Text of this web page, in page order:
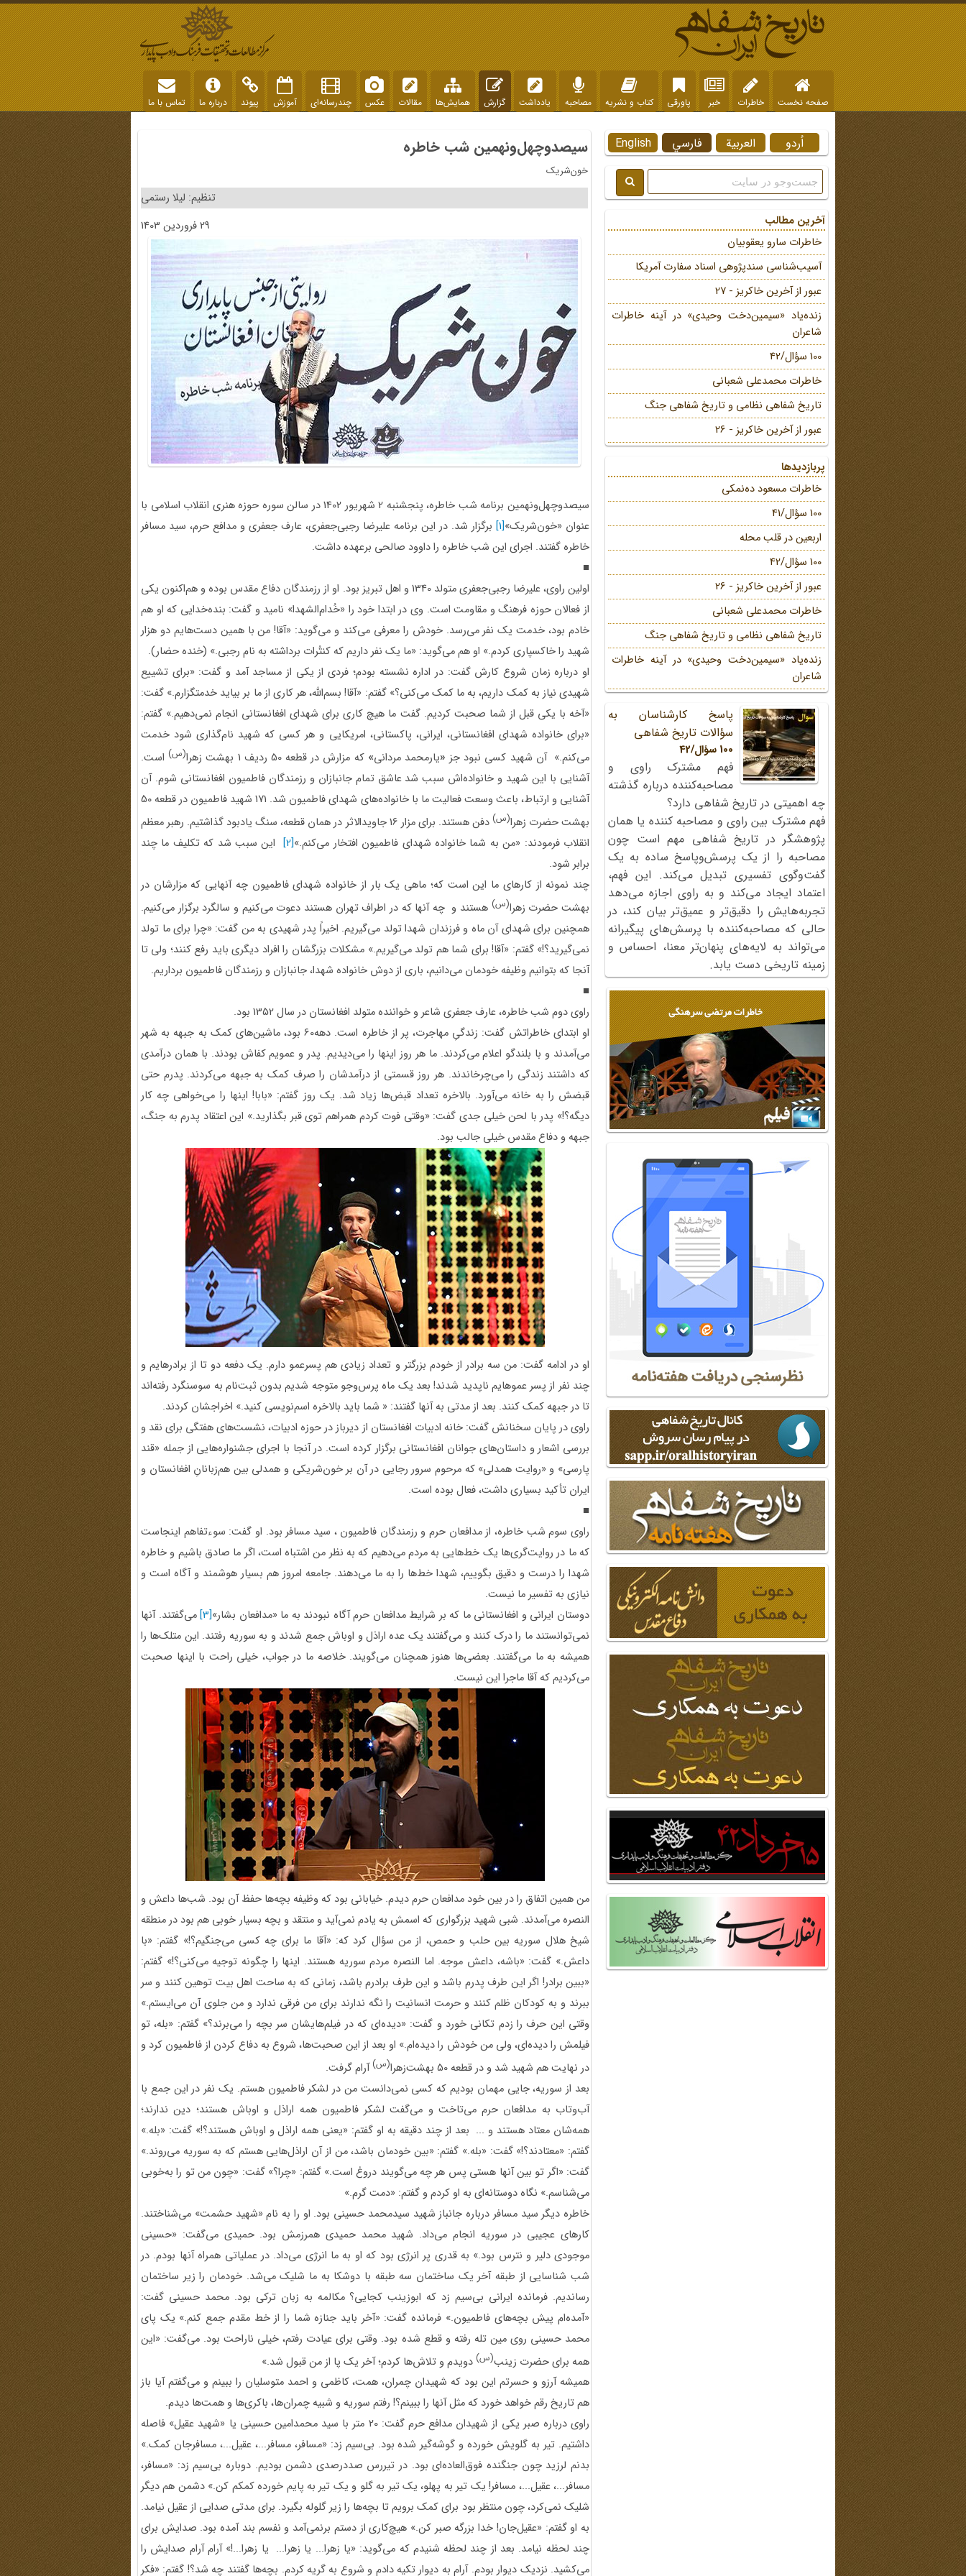
صفحه نخست خاطرات خبر پاورقی کتاب و نشریه مصاحبه یادداشت گزارش همایش‌ها مقالات عکس چندرسانه‌ای آموزش پیوند درباره ما تماس با ما
سیصدوچهل‌ونهمین شب خاطره
خون‌شریک
تنظیم: لیلا رستمی
29 فروردین 1403
سیصدوچهل‌ونهمین برنامه شب خاطره، پنجشنبه 2 شهریور 1402 در سالن سوره حوزه هنری انقلاب اسلامی با
عنوان «خون‌شریک»[1]
برگزار شد. در این برنامه علیرضا رجبی‌جعفری،‌ عارف جعفری و مدافع حرم، سید مسافر
خاطره گفتند. اجرای این شب خاطره را داوود صالحی برعهده داشت.
■
اولین راوی، علیرضا رجبی‌جعفری متولد 1340 و اهل تبریز بود. او از رزمندگان دفاع مقدس بوده و هم‌اکنون یکی
از فعالان حوزه فرهنگ و مقاومت است. وی در ابتدا خود را «خُدام‌‌الشهدا» ‌نامید و گفت: بنده‌خدایی که او هم
خادم بود، خدمت یک نفر می‌رسد. خودش را معرفی می‌کند و می‌گوید: «آقا! من با همین دست‌هایم دو هزار
شهید را خاکسپاری کردم.» او هم می‌گوید: «ما یک نفر داریم که کنتُرات برداشته به نام رجبی.» (خنده حضار).
او درباره زمان شروع کارش گفت: در اداره نشسته بودم؛ فردی از یکی از مساجد آمد و گفت: «برای تشییع
شهیدی نیاز به کمک داریم، به ما کمک می‌کنی؟» گفتم: «آقا! بسم‌الله، هر کاری از ما بر بیاید خدمتگزارم.» گفت:
«آخه با یکی قبل از شما صحبت کردیم. گفت ما هیچ کاری برای شهدای افغانستانی انجام نمی‌دهیم.» گفتم:
«برای خانواده شهدای افغانستانی،‌ ایرانی، پاکستانی، امریکایی و هر کسی که شهید نام‌گذاری ‌شود خدمت
می‌کنم.» آن شهید کسی نبود جز «یارمحمد مردانی» که مزارش در قطعه 50 ردیف 1 بهشت زهرا (س) است.
آشنایی با این شهید و خانواده‌اش سبب شد عاشق تمام جانبازان و رزمندگان فاطمیون افغانستانی شوم. آن
آشنایی و ارتباط، باعث وسعت فعالیت ما با خانواده‌های شهدای فاطمیون شد. 171 شهید فاطمیون در قطعه 50
بهشت حضرت زهرا(س)
دفن هستند. برای مزار 16 جاوید‌الاثر در همان قطعه، سنگ یادبود گذاشتیم. رهبر معظم
انقلاب فرمودند:‌ «من به شما خانواده شهدای فاطمیون افتخار می‌کنم.»[2] این سبب شد که تکلیف ما چند
برابر شود. ‌
چند نمونه از کارهای ما این است که؛ ماهی یک بار از خانواده شهدای فاطمیون چه آنهایی که مزارشان در
بهشت حضرت زهرا(س) هستند و ‌ چه آنها که در اطراف تهران هستند دعوت می‌کنیم و سالگرد برگزار می‌کنیم.
همچنین برای شهدای آن ماه و فرزندان شهدا تولد می‌‌گیریم. اخیراً پدر شهیدی به من گفت: «چرا برای ما تولد
نمی‌گیرید؟!» گفتم: «آقا! برای شما هم تولد می‌گیریم.» مشکلات بزرگشان را افراد دیگری باید رفع کنند؛ ولی تا
آنجا که بتوانیم وظیفه خودمان می‌دانیم، باری از دوش خانواده شهدا، جانبازان و رزمندگان فاطمیون برداریم.
■
راوی دوم شب خاطره، عارف جعفری شاعر و خواننده متولد افغانستان در سال 1352 بود.
او ابتدای خاطراتش گفت: زندگیِ مهاجرت، پر از خاطره است. دهه60 بود، ماشین‌‌های کمک به جبهه به شهر
می‌آمدند و با بلندگو اعلام می‌کردند. ما هر روز اینها را می‌دیدیم. پدر و عمویم کفاش بودند. با همان درآمدی
که داشتند زندگی را می‌چرخاندند. هر روز قسمتی از درآمدشان را صرف کمک به جبهه می‌کردند. پدرم حتی
قبضش را به خانه می‌آ‌ورد. بالاخره تعداد قبض‌ها زیاد شد. یک روز گفتم: «بابا! اینها را می‌خواهی چه کار
دیگه؟!» پدر با لحن خیلی جدی گفت: «وقتی فوت کردم همراهم توی قبر بگذارید.» این اعتقاد پدرم به جنگ،
جبهه و دفاع مقدس خیلی جالب بود.
او در ادامه گفت: من سه برادر از خودم بزرگتر و تعداد زیادی هم پسرعمو دارم. یک دفعه دو تا از برادرهایم و
چند نفر از پسر عموهایم ناپدید شدند! بعد یک ماه پرس‌وجو متوجه شدیم بدون ثبت‌نام به سوسنگرد رفته‌اند
تا در جبهه کمک کنند. بعد از مدتی به آنها گفتند: « شما باید بالاخره اسم‌نویسی کنید.» اخراجشان کردند.
راوی در پایان سخنانش گفت: خانه ادبیات افغانستان از دیرباز در حوزه ادبیات، نشست‌های هفتگی برای نقد و
بررسی اشعار و داستان‌های جوانان افغانستانی برگزار کرده است. در آنجا با اجرای جشنواره‌هایی از جمله «قند
پارسی» و «روایت همدلی» که مرحوم سرور رجایی در آن بر خون‌شریکی و همدلی بین هم‌زبانانِ افغانستان و
ایران تأکید بسیاری داشت، فعال بوده است.
■
راوی سوم شب خاطره، از مدافعان حرم و رزمندگان فاطمیون ، سید مسافر بود. او گفت: سوءتفاهم اینجاست
که ما در روایت‌گری‌ها یک خط‌هایی به مردم می‌دهیم که به نظر من اشتباه است، اگر ما صادق باشیم و خاطره
شهدا را درست و دقیق بگوییم، شهدا خط‌ها را به ما می‌دهند. جامعه امروز هم بسیار هوشمند و آگاه است و
نیازی به تفسیر ما نیست.
دوستان ایرانی و افغانستانی ما که بر شرایط مدافعان حرم آگاه نبودند به ما «مدافعان بشار»[3] می‌گفتند. آنها
نمی‌توانستند ما را درک کنند و می‌گفتند یک عده اراذل و اوباش جمع شدند و به سوریه رفتند. این متلک‌ها را
همیشه به ما می‌گفتند. بعضی‌ها هنوز همچنان می‌گویند. خلاصه ما در جواب، خیلی راحت با اینها صحبت
می‌کردیم که آقا ماجرا این نیست.
من همین اتفاق را در بین خود مدافعان حرم ‌دیدم. خیابانی بود که وظیفه بچه‌ها حفظ آن بود. شب‌ها داعش و
النصره می‌آمدند. شبی شهید بزرگواری که اسمش به یادم نمی‌آید و منتقد و بچه بسیار خوبی هم بود در منطقه
شیخ هلال سوریه بین حلب و حمص، از من سؤال کرد که: «آقا ما برای چه کسی می‌جنگیم؟!» گفتم: «با
داعش.» گفت: «باشه، داعش موجه. اما النصره مردم سوریه هستند. اینها را چگونه توجیه می‌کنی؟!» گفتم:
«ببین برادر! اگر این طرف پدرم باشد و این طرف برادرم باشد، زمانی که به ساحت اهل بیت توهین کنند و سر
ببرند و به کودکان ظلم کنند و حرمت انسانیت را نگه ندارند برای من فرقی ندارد و من جلوی آن می‌ایستم.»
وقتی این حرف را زدم تکانی خورد و گفت: «دیده‌ای که در فیلم‌هایشان سر بچه را می‌برند؟» گفتم: «بله، تو
فیلمش را دیده‌ای، ولی من خودش را دیده‌ام.» او بعد از این صحبت‌ها، شروع به دفاع کردن از فاطمیون کرد و
در نهایت هم شهید شد و در قطعه 50 بهشت‌زهرا
(س) آرام گرفت.
بعد از سوریه، جایی مهمان بودیم که کسی نمی‌دانست من در لشکر فاطمیون هستم. یک نفر در این جمع با
آب‌وتاب به مدافعان حرم می‌تاخت و می‌گفت لشکر فاطمیون همه اراذل و اوباش هستند؛ دین ندارند؛
‌همه‌شان معتاد هستند و ... بعد از چند دقیقه به او گفتم: «یعنی همه اراذل و اوباش هستند؟!» گفت: «بله.»
گفتم: «معتادند؟!» گفت: «بله.» گفتم: «بین خودمان باشد، من از آن اراذل‌هایی هستم که به سوریه می‌‌روند.»
گفت: «اگر تو بین آنها هستی پس هر چه می‌گویند دروغ است.» گفتم: «چرا؟» گفت: «چون من تو را به‌خوبی
می‌شناسم.» نگاه دوستانه‌ای به او کردم و گفتم: «دمت گرم.»
خاطره دیگر سید مسافر درباره جانباز شهید سیدمحمد حسینی بود. او را به نام «شهید حشمت» می‌شناختند.
کارهای عجیبی در سوریه انجام می‌داد. شهید محمد حمیدی همرزمش بود. حمیدی می‌گفت: «حسینی
موجودی دلیر و نترس بود.» به قدری پر انرژی بود که او به ما انرژی می‌داد. در عملیاتی همراه آنها بودم. در
شب شناسایی از طبقه آخر یک ساختمان سه طبقه با دوشکا به ما شلیک می‌شد. خودمان را زیر ساختمان
رساندیم. فرمانده ایرانی بی‌سیم زد که ابوزینب کجایی؟ مکالمه به زبان ترکی بود. محمد حسینی گفت:
«آمده‌ام پیش بچه‌های فاطمیون.» فرمانده گفت: «آخر باید جنازه شما را از خط مقدم جمع کنم.» یک پای
محمد حسینی روی مین تله رفته و قطع شده بود. وقتی برای عیادت رفتم، خیلی ناراحت بود. می‌گفت:‌ «این
همه برای حضرت زینب(س) دویدم و تلاش‌ها کردم؛ آخر یک پا از من قبول شد.»
‌همیشه آرزو و حسرتم این بود که شهیدان چمران،‌ همت، کاظمی و احمد متوسلیان را ببینم و می‌گفتم آیا باز
هم تاریخ رقم خواهد خورد که مثل آنها را ببینم؟! رفتم سوریه و شبیه چمران‌ها، باکری‌ها و همت‌ها دیدم.
راوی درباره صبر یکی از شهیدان مدافع حرم گفت: 20 متر با سید محمدامین حسینی یا «شهید عقیل» فاصله
داشتیم. تیر به گلویش خورده و گوشه‌گیر شده بود. بی‌سیم زد: «مسافر، مسافر...، عقیل...، مسافرجان کمک.»
بدنم لرزید چون جنگنده‌ فوق‌العاده‌ای بود. در تیررس صددرصدی دشمن بودیم. دوباره بی‌سیم زد: «مسافر،
مسافر...، عقیل...، مسافر! یک تیر به پهلو، یک تیر به گلو و یک تیر به پایم خورده کمکم کن.» دشمن هم دیگر
شلیک نمی‌کرد، چون منتظر بود برای کمک برویم تا بچه‌ها را زیر گلوله بگیرد. برای مدتی صدایی از عقیل نیامد.
به او گفتم: «عقیل‌جان! خدا بزرگه صبر کن.» هیچ‌کاری از دستم برنمی‌آمد و نفسم بند آمده بود. صدایش برای
چند لحظه نیامد. بعد از چند لحظه شنیدم که می‌گوید: «یا زهرا... یا زهرا... یا زهرا...!» آرام آرام صدایش را
می‌کشید. نزدیک دیوار بودم. آرام به دیوار تکیه دادم و شروع به گریه کردم. بچه‌ها گفتند چه شد؟! گفتم: «فکر
English فارسي العربية اُردو
آخرین مطالب
خاطرات سارو یعقوبیان
آسیب‌شناسی سندپژوهی اسناد سفارت آمریکا
عبور از آخرین خاکریز - 27
زنده‌یاد «سیمین‌دخت وحیدی» در آینه خاطرات
شاعران
100 سؤال/42
خاطرات محمد‌علی شعبانی
تاریخ شفاهی نظامی و تاریخ شفاهی جنگ
عبور از آخرین خاکریز - 26
پربازدیدها
خاطرات مسعود ده‌نمکی
100 سؤال/41
اربعین در قلب محله
100 سؤال/42
عبور از آخرین خاکریز - 26
خاطرات محمد‌علی شعبانی
تاریخ شفاهی نظامی و تاریخ شفاهی جنگ
زنده‌یاد «سیمین‌دخت وحیدی» در آینه خاطرات
شاعران
پاسخ کارشناسان به
سؤالات تاریخ شفاهی
100 سؤال/42
فهم مشترک راوی و
مصاحبه‌کننده درباره گذشته
چه اهمیتی در تاریخ شفاهی دارد؟
فهم مشترک بین راوی و مصاحبه کننده یا همان
پژوهشگر در تاریخ شفاهی مهم است چون
مصاحبه را از یک پرسش‌وپاسخ ساده به یک
گفت‌وگوی تفسیری تبدیل می‌کند. این فهم،
اعتماد ایجاد می‌کند و به راوی اجازه می‌دهد
تجربه‌هایش را دقیق‌تر و عمیق‌تر بیان کند، در
حالی که مصاحبه‌کننده با پرسش‌های پیگیرانه
می‌تواند به لایه‌های پنهان‌تر معنا، احساس و
زمینه تاریخی دست یابد.